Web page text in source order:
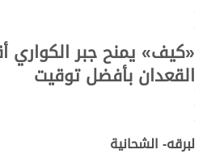
.
.
«كيف» يمنح جبر
القعدان بأفضل توقيت.
.
.
لبرقه- الشحانية